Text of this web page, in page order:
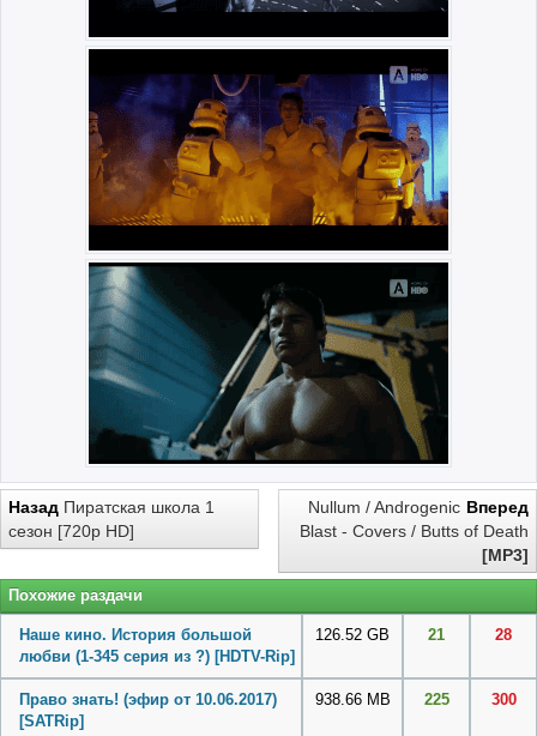
Назад Пиратская школа 1
сезон [720p HD]
Вперед
Nullum / Androgenic
Blast - Covers / Butts of Death
[MP3]
Похожие раздачи
Наше кино. История большой
любви (1-345 серия из ?) [HDTV-Rip]
126.52 GB 21 28
Право знать! (эфир от 10.06.2017)
[SATRip]
938.66 MB 225 300